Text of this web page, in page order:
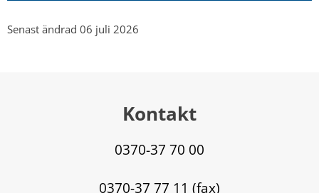
Senast ändrad 06 juli 2026
Kontakt
0370-37 70 00
0370-37 77 11 (fax)